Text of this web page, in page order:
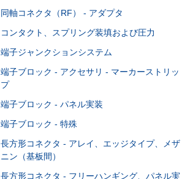
同軸コネクタ（RF） - アダプタ
コンタクト、スプリング装填および圧力
端子ジャンクションシステム
端子ブロック - アクセサリ - マーカーストリッ
プ
端子ブロック - パネル実装
端子ブロック - 特殊
長方形コネクタ - アレイ、エッジタイプ、メザ
ニン（基板間）
長方形コネクタ - フリーハンギング、パネル実